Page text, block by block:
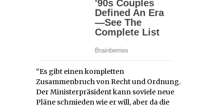
“Es gibt einen kompletten
Zusammenbruch von Recht und Ordnung.
Der Ministerpräsident kann soviele neue
Pläne schmieden wie er will, aber da die